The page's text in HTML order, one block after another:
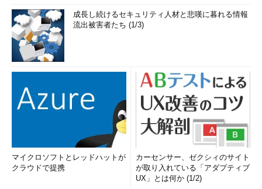
成長し続けるセキュリティ人材と悲嘆に暮れる情報
流出被害者たち (1/3)
マイクロソフトとレッドハットが
クラウドで提携
カーセンサー、ゼクシィのサイト
が取り入れている「アダプティブ
UX」とは何か (1/2)